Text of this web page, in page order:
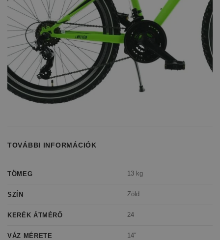
TOVÁBBI INFORMÁCIÓK
TÖMEG 13 kg
SZÍN Zöld
KERÉK ÁTMÉRŐ 24
VÁZ MÉRETE 14"